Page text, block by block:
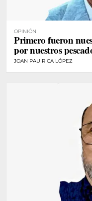
OPINIÓN
Primero fueron
por nuestros
JOAN PAU RICA LÓPEZ